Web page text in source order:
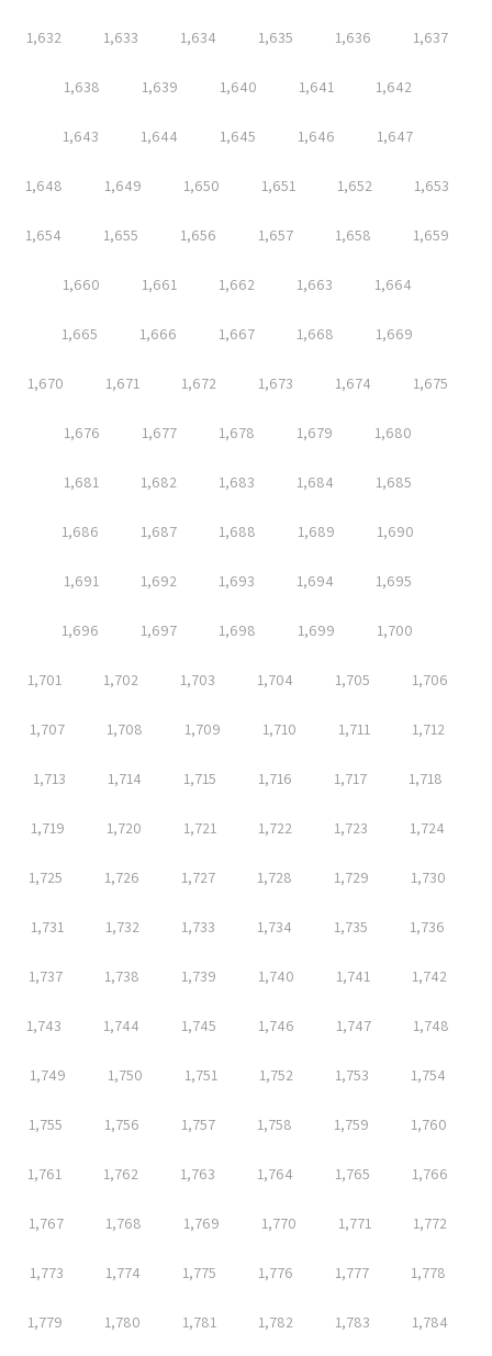
1,632 1,633 1,634 1,635 1,636 1,637
1,638 1,639 1,640 1,641 1,642
1,643 1,644 1,645 1,646 1,647
1,648 1,649 1,650 1,651 1,652 1,653
1,654 1,655 1,656 1,657 1,658 1,659
1,660 1,661 1,662 1,663 1,664
1,665 1,666 1,667 1,668 1,669
1,670 1,671 1,672 1,673 1,674 1,675
1,676 1,677 1,678 1,679 1,680
1,681 1,682 1,683 1,684 1,685
1,686 1,687 1,688 1,689 1,690
1,691 1,692 1,693 1,694 1,695
1,696 1,697 1,698 1,699 1,700
1,701 1,702 1,703 1,704 1,705 1,706
1,707 1,708 1,709 1,710 1,711 1,712
1,713 1,714 1,715 1,716 1,717 1,718
1,719 1,720 1,721 1,722 1,723 1,724
1,725 1,726 1,727 1,728 1,729 1,730
1,731 1,732 1,733 1,734 1,735 1,736
1,737 1,738 1,739 1,740 1,741 1,742
1,743 1,744 1,745 1,746 1,747 1,748
1,749 1,750 1,751 1,752 1,753 1,754
1,755 1,756 1,757 1,758 1,759 1,760
1,761 1,762 1,763 1,764 1,765 1,766
1,767 1,768 1,769 1,770 1,771 1,772
1,773 1,774 1,775 1,776 1,777 1,778
1,779 1,780 1,781 1,782 1,783 1,784